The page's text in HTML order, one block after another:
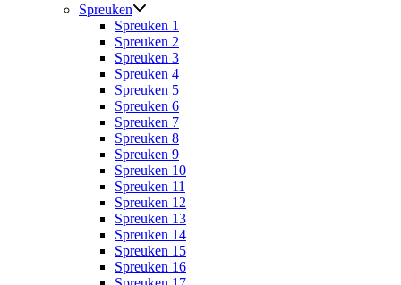
Spreuken
Spreuken 1
Spreuken 2
Spreuken 3
Spreuken 4
Spreuken 5
Spreuken 6
Spreuken 7
Spreuken 8
Spreuken 9
Spreuken 10
Spreuken 11
Spreuken 12
Spreuken 13
Spreuken 14
Spreuken 15
Spreuken 16